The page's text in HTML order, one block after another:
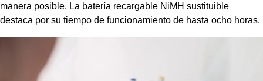
manera posible. La batería recargable NiMH sustituible
destaca por su tiempo de funcionamiento de hasta ocho horas.